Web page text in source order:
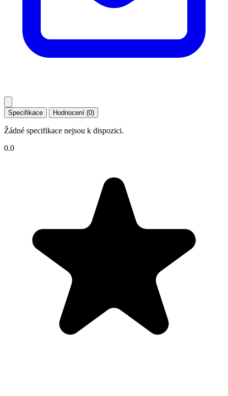
Specifikace Hodnocení (0)
Žádné specifikace nejsou k dispozici.
0.0